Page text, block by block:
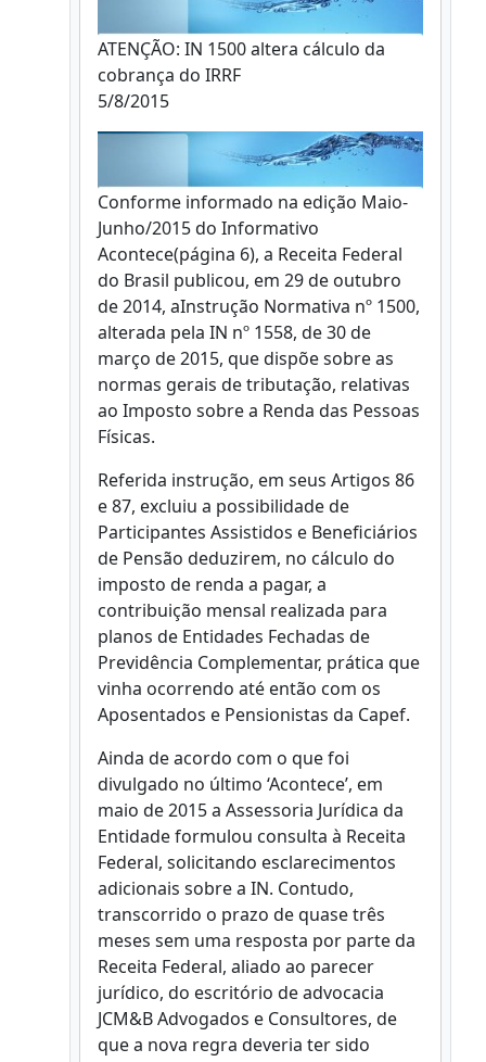
ATENÇÃO: IN 1500 altera cálculo da
cobrança do IRRF
5/8/2015
Conforme informado na edição Maio-
Junho/2015 do Informativo
Acontece(página 6), a Receita Federal
do Brasil publicou, em 29 de outubro
de 2014, aInstrução Normativa nº 1500,
alterada pela IN nº 1558, de 30 de
março de 2015, que dispõe sobre as
normas gerais de tributação, relativas
ao Imposto sobre a Renda das Pessoas
Físicas.
Referida instrução, em seus Artigos 86
e 87, excluiu a possibilidade de
Participantes Assistidos e Beneficiários
de Pensão deduzirem, no cálculo do
imposto de renda a pagar, a
contribuição mensal realizada para
planos de Entidades Fechadas de
Previdência Complementar, prática que
vinha ocorrendo até então com os
Aposentados e Pensionistas da Capef.
Ainda de acordo com o que foi
divulgado no último ‘Acontece’, em
maio de 2015 a Assessoria Jurídica da
Entidade formulou consulta à Receita
Federal, solicitando esclarecimentos
adicionais sobre a IN. Contudo,
transcorrido o prazo de quase três
meses sem uma resposta por parte da
Receita Federal, aliado ao parecer
jurídico, do escritório de advocacia
JCM&B Advogados e Consultores, de
que a nova regra deveria ter sido